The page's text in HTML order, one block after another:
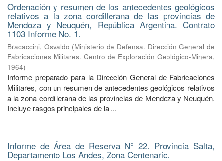
Ordenación y resumen de los antecedentes geológicos
relativos a la zona cordillerana de las provincias de
Mendoza y Neuquén, República Argentina. Contrato
1103 Informe No. 1.
Bracaccini, Osvaldo (Ministerio de Defensa. Dirección General de
Fabricaciones Militares. Centro de Exploración Geológico-Minera,
1964)
Informe preparado para la Dirección General de Fabricaciones
Militares, con un resumen de antecedentes geológicos relativos
a la zona cordillerana de las provincias de Mendoza y Neuquén.
Incluye rasgos principales de la ...
Informe de Área de Reserva N° 22. Provincia Salta,
Departamento Los Andes, Zona Centenario.